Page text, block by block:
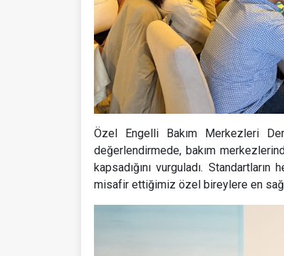
Özel Engelli Bakım Merkezleri
değerlendirmede, bakım
kapsadığını vurguladı.
misafir ettiğimiz özel bireylere en